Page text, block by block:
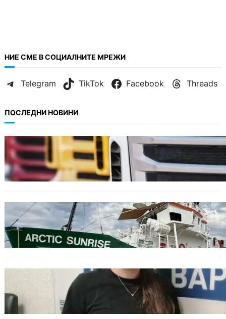
НИЕ СМЕ В СОЦИАЛНИТЕ МРЕЖИ
Telegram TikTok Facebook Threads
ПОСЛЕДНИ НОВИНИ
БЪЛГАРИЯ
Нови ограничения за камионите над 12
тона по ключови пътища през август
БЪЛГАРИЯ
Корабът на „Грийнпийс“ пристигна във
Варна с кампания за опазване на Черно
море
ОБЩЕСТВО
Варненска ученичка създаде интерактивна
карта за сигнали за проблеми с боклука